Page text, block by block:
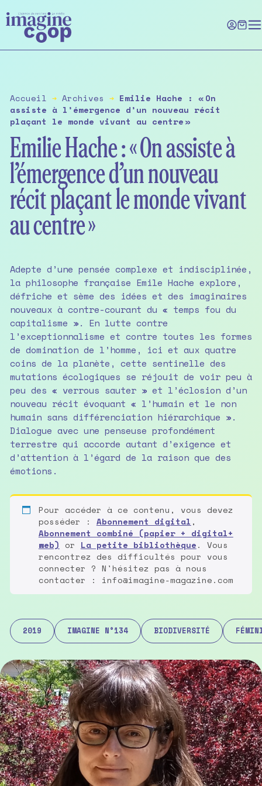
to
the
content
Accueil ➔ Archives ➔ Emilie Hache : « On
assiste à l’émergence d’un nouveau récit
plaçant le monde vivant au centre »
Emilie Hache : « On assiste à
l’émergence d’un nouveau
récit plaçant le monde vivant
au centre »
Adepte d’une pensée complexe et indisciplinée,
la philosophe française Emile Hache explore,
défriche et sème des idées et des imaginaires
nouveaux à contre-courant du « temps fou du
capitalisme ». En lutte contre
l’exceptionnalisme et contre toutes les formes
de domination de l’homme, ici et aux quatre
coins de la planète, cette sentinelle des
mutations écologiques se réjouit de voir peu à
peu des « verrous sauter » et l’éclosion d’un
nouveau récit évoquant « l’humain et le non
humain sans différenciation hiérarchique ».
Dialogue avec une penseuse profondément
terrestre qui accorde autant d’exigence et
d’attention à l’égard de la raison que des
émotions.
Pour accéder à ce contenu, vous devez
posséder : Abonnement digital ,
Abonnement combiné (papier + digital+
web) or La petite bibliothèque. Vous
rencontrez des difficultés pour vous
connecter ? N'hésitez pas à nous
contacter : info@imagine-magazine.com
2019 IMAGINE N°134 BIODIVERSITÉ